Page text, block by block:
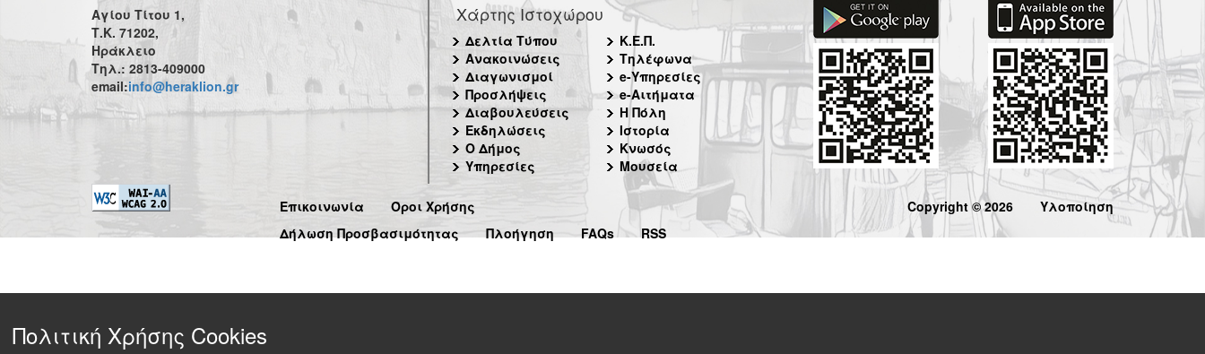
Αγίου Τίτου 1,
Τ.Κ. 71202,
Ηράκλειο
Τηλ.: 2813-409000
email:info@heraklion.gr
Χάρτης Ιστοχώρου
Δελτία Τύπου
Ανακοινώσεις
Διαγωνισμοί
Προσλήψεις
Διαβουλεύσεις
Εκδηλώσεις
Ο Δήμος
Υπηρεσίες
Κ.Ε.Π.
Τηλέφωνα
e-Υπηρεσίες
e-Αιτήματα
Η Πόλη
Ιστορία
Κνωσός
Μουσεία
Επικοινωνία
Όροι Χρήσης
Δήλωση Προσβασιμότητας
Πλοήγηση FAQs RSS
Copyright © 2026 Υλοποίηση
Πολιτική Χρήσης Cookies